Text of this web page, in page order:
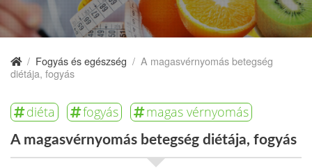
/ Fogyás és egészség / A magasvérnyomás betegség
diétája, fogyás
diéta fogyás magas vérnyomás
A magasvérnyomás betegség diétája, fogyás